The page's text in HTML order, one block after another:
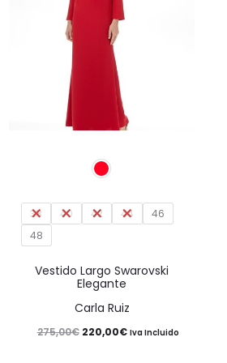
múltiples
se
pueden
38 40 42 44
46
48
Vestido Largo Swarovski
Elegante
Carla Ruiz
275,00€ El
220,00€ElIva Incluido